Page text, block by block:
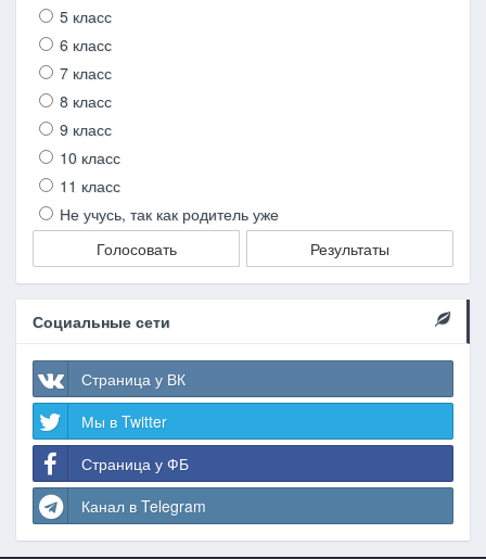
5 класс
6 класс
7 класс
8 класс
9 класс
10 класс
11 класс
Не учусь, так как родитель уже
Голосовать
Результаты
Социальные сети
Страница у ВК
Мы в Twitter
Страница у ФБ
Канал в Telegram